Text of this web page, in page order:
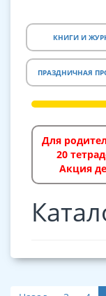
КНИГИ И
ПРАЗДНИЧНАЯ
Для
20
Акция